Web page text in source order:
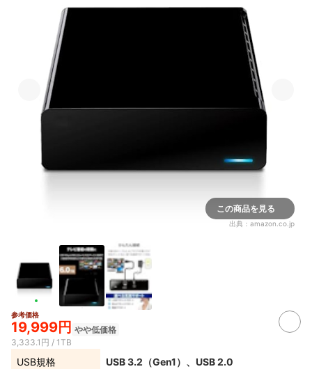
この商品を見る
出典： amazon.co.jp
参考価格
19,999円 やや低価格
3,333.1円 / 1TB
USB規格 USB 3.2（Gen1）、USB 2.0